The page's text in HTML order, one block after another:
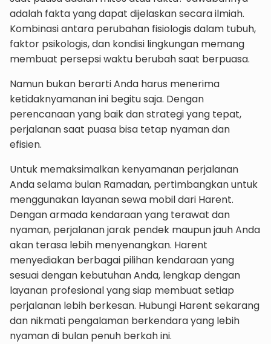
adalah fakta yang dapat dijelaskan secara ilmiah.
Kombinasi antara perubahan fisiologis dalam tubuh,
faktor psikologis, dan kondisi lingkungan memang
membuat persepsi waktu berubah saat berpuasa.
Namun bukan berarti Anda harus menerima
ketidaknyamanan ini begitu saja. Dengan
perencanaan yang baik dan strategi yang tepat,
perjalanan saat puasa bisa tetap nyaman dan
efisien.
Untuk memaksimalkan kenyamanan perjalanan
Anda selama bulan Ramadan, pertimbangkan untuk
menggunakan layanan sewa mobil dari Harent.
Dengan armada kendaraan yang terawat dan
nyaman, perjalanan jarak pendek maupun jauh Anda
akan terasa lebih menyenangkan. Harent
menyediakan berbagai pilihan kendaraan yang
sesuai dengan kebutuhan Anda, lengkap dengan
layanan profesional yang siap membuat setiap
perjalanan lebih berkesan. Hubungi Harent sekarang
dan nikmati pengalaman berkendara yang lebih
nyaman di bulan penuh berkah ini.